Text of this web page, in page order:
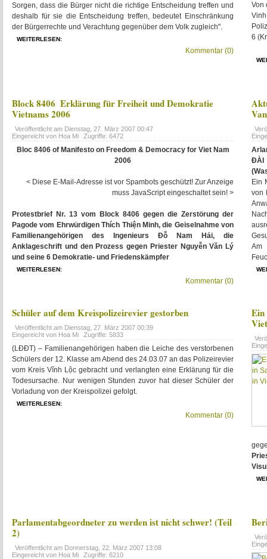
Sorgen, dass die Bürger nicht die richtige Entscheidung treffen und
deshalb für sie die Entscheidung treffen, bedeutet Einschränkung
der Bürgerrechte und Verachtung gegenüber dem Volk zugleich".
WEITERLESEN:
Kommentar (0)
Von
6
Block 8406  Erklärung für Freiheit und Demokratie
Vietnams 2006
Veröffentlicht am Dienstag, 27. März 2007 00:47
Eingereicht von Hoa Mi
Zugriffe: 6472
Bloc 8406 of Manifesto on Freedom & Democracy for Viet Nam
2006
< Diese E-Mail-Adresse ist vor Spambots geschützt! Zur Anzeige
muss JavaScript eingeschaltet sein! >
Protestbrief Nr. 13 vom Block 8406 gegen die Zerstörung der
Pagode vom Ehrwürdigen Thích Thiện Minh, die Geiselnahme von
Familienangehörigen des Ingenieurs Đỗ Nam Hải, die
Anklageschrift und den Prozess gegen Priester Nguyễn Văn Lý
und seine 6 Demokratie- und Friedenskämpfer
WEITERLESEN:
Kommentar (0)
ĐÀI
Ein
von
Am
Schüler auf dem Kreispolizeirevier gestorben
Veröffentlicht am Dienstag, 27. März 2007 00:39
Eingereicht von Hoa Mi
Zugriffe: 5833
(LĐĐT) – Familienangehörigen haben die Leiche des verstorbenen
Schülers der 12. Klasse am Abend des 24.03.07 an das Polizeirevier
vom Kreis Vĩnh Lộc gebracht und verlangten eine Erklärung für die
Todesursache. Nur wenigen Stunden zuvor hat dieser Schüler der
Vorladung von der Kreispolizei gefolgt.
WEITERLESEN:
Kommentar (0)
Ein
Parlamentabgeordneter zu werden ist nicht schwer! (Teil
2)
Veröffentlicht am Donnerstag, 22. März 2007 13:08
Eingereicht von Hoa Mi
Zugriffe: 6210